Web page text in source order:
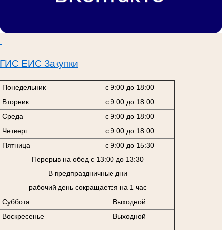
ГИС ЕИС Закупки
Понедельник
с 9:00 до 18:00
Вторник
с 9:00 до 18:00
Среда
с 9:00 до 18:00
Четверг
с 9:00 до 18:00
Пятница
с 9:00 до 15:30
Перерыв на обед с 13:00 до 13:30
В предпраздничные дни
рабочий день сокращается на 1 час
Суббота
Выходной
Воскресенье
Выходной